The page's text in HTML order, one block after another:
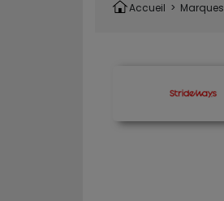
Accueil > Marques